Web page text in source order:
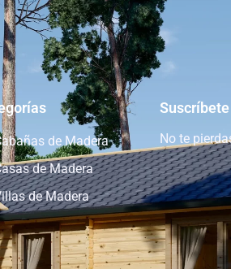
de Madera
de Madera
de Madera
Suscríbete
No te